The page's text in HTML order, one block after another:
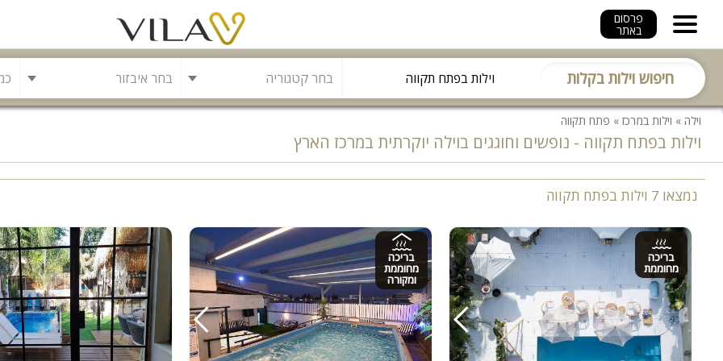
פרסום
באתר
חיפוש וילות בקלות בחר איבזור
משחקייה לילדים
פינת מנגל
להשכרה
סאונה
קריוקי
גקוזי
וילה » וילות במרכז » פתח תקווה
וילות בפתח תקווה - נופשים וחוגגים בוילה יוקרתית במרכז הארץ
נמצאו 7 וילות בפתח תקווה
בריכה
מחוממת
בריכה
מחוממת
ומקורה